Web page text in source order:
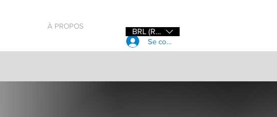
À PROPOS
Se connecter
BRL (R$)